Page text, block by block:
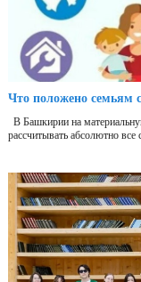
Что положено семьям
В Башкирии на
рассчитывать абсолютно